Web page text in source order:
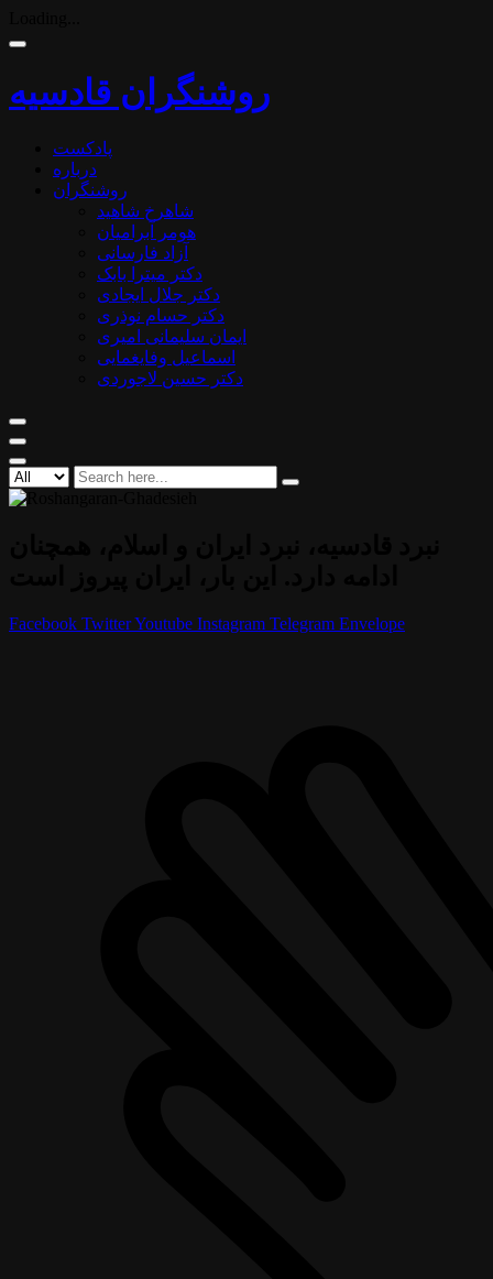
روشنگران قادسیه
پادکست
درباره
روشنگران
شاهرخ شاهید
هومر آبرامیان
آزاد فارسانی
دکتر میترا بابک
دکتر جلال ایجادی
دکتر حسام نوذری
ایمان سلیمانی امیری
اسماعیل وفایغمایی
دکتر حسین لاجوردی
Facebook TwitterYoutube Instagram Telegram Envelope